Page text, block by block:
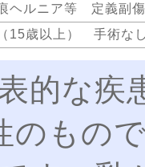
ヘルニア等 定義副
15歳以上） 手術な
的な疾
のもの